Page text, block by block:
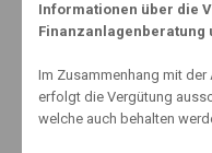
Erstinformation
Impressum
Datenschutzerklärung
Informationen über die
Finanzanlagenberatung
Im Zusammenhang mit
erfolgt die Vergütung
welche auch behalten